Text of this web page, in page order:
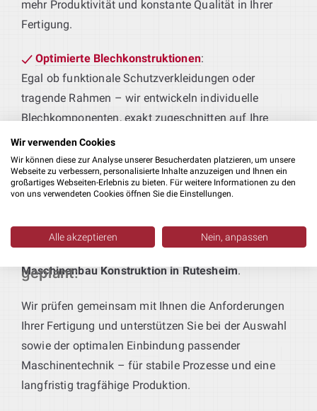
mehr Produktivität und konstante Qualität in Ihrer
Fertigung.
Optimierte Blechkonstruktionen:
Egal ob funktionale Schutzverkleidungen oder
tragende Rahmen – wir entwickeln individuelle
Blechkomponenten, exakt zugeschnitten auf Ihre
Fertigungsprozesse.
Individuelle Produktionsanlagen:
Sie liefern das Produkt, wir sorgen für die
zur Weiterverarbeitung realisieren wir durchgängige
Maschinenlösungen – als integraler Bestandteil Ihrer
Maschinenbau Konstruktion in Rutesheim.
geplant:
Wir prüfen gemeinsam mit Ihnen die Anforderungen
Ihrer Fertigung und unterstützen Sie bei der Auswahl
sowie der optimalen Einbindung passender
Maschinentechnik – für stabile Prozesse und eine
langfristig tragfähige Produktion.
Wir verwenden Cookies
Wir können diese zur Analyse unserer Besucherdaten platzieren, um unsere
Webseite zu verbessern, personalisierte Inhalte anzuzeigen und Ihnen ein
großartiges Webseiten-Erlebnis zu bieten. Für weitere Informationen zu den
von uns verwendeten Cookies öffnen Sie die Einstellungen.
Alle akzeptieren Nein, anpassen